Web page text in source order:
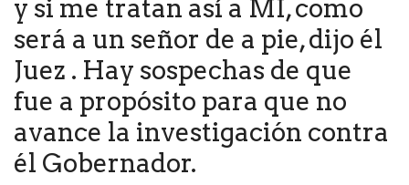
y si me tratan así a MI, como
será a un señor de a pie, dijo él
Juez . Hay sospechas de que
fue a propósito para que no
avance la investigación contra
él Gobernador.